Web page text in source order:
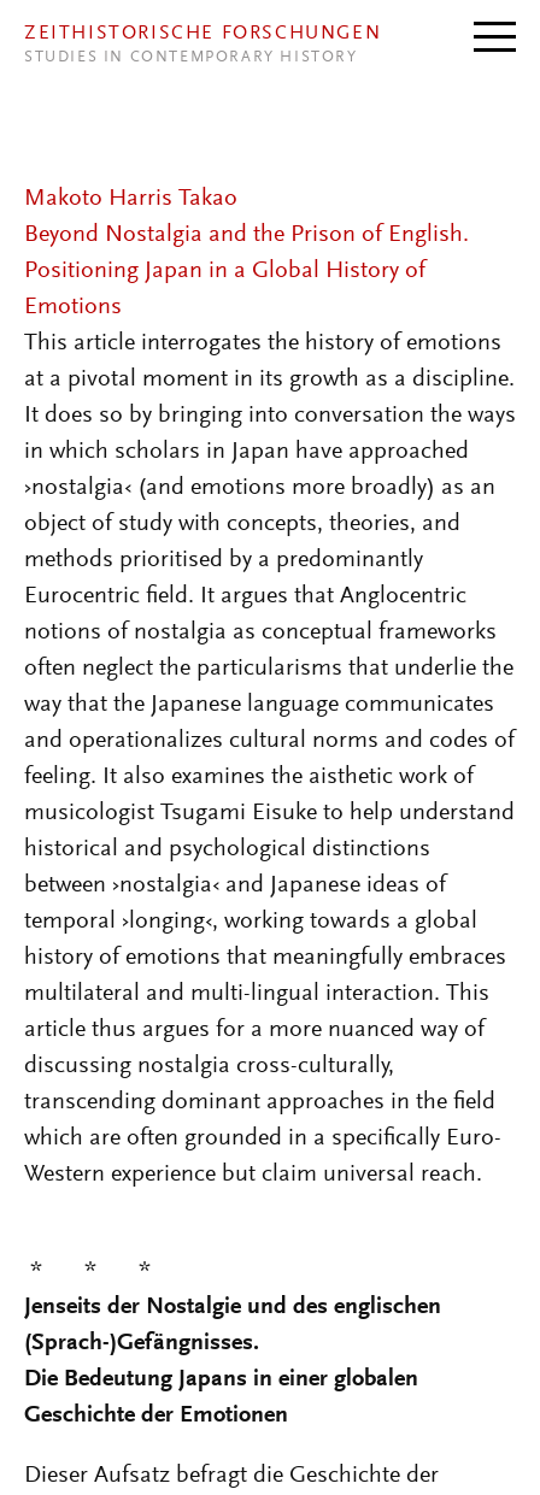
ZEITHISTORISCHE FORSCHUNGEN
STUDIES IN CONTEMPORARY HISTORY
Makoto Harris Takao
Beyond Nostalgia and the Prison of English.
Positioning Japan in a Global History of
Emotions
This article interrogates the history of emotions
at a pivotal moment in its growth as a discipline.
It does so by bringing into conversation the ways
in which scholars in Japan have approached
›nostalgia‹ (and emotions more broadly) as an
object of study with concepts, theories, and
methods prioritised by a predominantly
Eurocentric field. It argues that Anglocentric
notions of nostalgia as conceptual frameworks
often neglect the particularisms that underlie the
way that the Japanese language communicates
and operationalizes cultural norms and codes of
feeling. It also examines the aisthetic work of
musicologist Tsugami Eisuke to help understand
historical and psychological distinctions
between ›nostalgia‹ and Japanese ideas of
temporal ›longing‹, working towards a global
history of emotions that meaningfully embraces
multilateral and multi-lingual interaction. This
article thus argues for a more nuanced way of
discussing nostalgia cross-culturally,
transcending dominant approaches in the field
which are often grounded in a specifically Euro-
Western experience but claim universal reach.
* * *
Jenseits der Nostalgie und des englischen
(Sprach-)Gefängnisses.
Die Bedeutung Japans in einer globalen
Geschichte der Emotionen
Dieser Aufsatz befragt die Geschichte der